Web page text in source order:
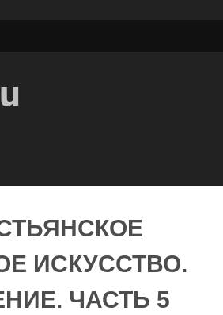
ИСКУССТВО.
ЧАСТЬ 5